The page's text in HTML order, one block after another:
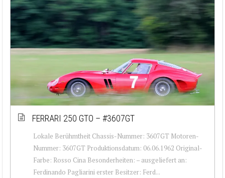
FERRARI 250 GTO – #3607GT
Lokale Berühmtheit Chassis-Nummer: 3607GT Motoren-
Nummer: 3607GT Produktionsdatum: 06.06.1962 Original-
Farbe: Rosso Cina Besonderheiten: – ausgeliefert an:
Ferdinando Pagliarini erster Besitzer: Ferd...